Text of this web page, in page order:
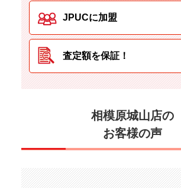
JPUCに加盟
査定額を保証！
相模原城山店の
お客様の声